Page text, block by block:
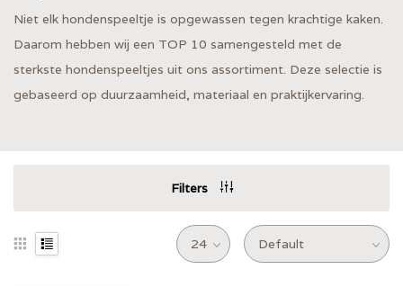
Niet elk hondenspeeltje is opgewassen tegen krachtige kaken.
Daarom hebben wij een TOP 10 samengesteld met de
sterkste hondenspeeltjes uit ons assortiment. Deze selectie is
gebaseerd op duurzaamheid, materiaal en praktijkervaring.
Filters